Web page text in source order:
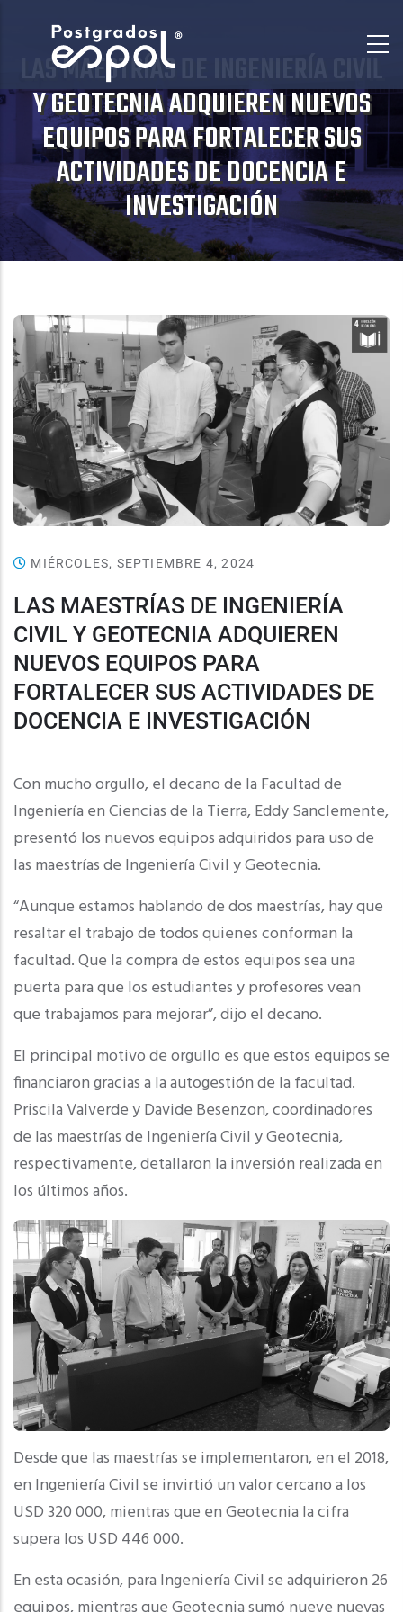
contenido
principal
LAS MAESTRÍAS DE INGENIERÍA CIVIL
Y GEOTECNIA ADQUIEREN NUEVOS
EQUIPOS PARA FORTALECER SUS
ACTIVIDADES DE DOCENCIA E
INVESTIGACIÓN
MIÉRCOLES, SEPTIEMBRE 4, 2024
LAS MAESTRÍAS DE INGENIERÍA
CIVIL Y GEOTECNIA ADQUIEREN
NUEVOS EQUIPOS PARA
FORTALECER SUS ACTIVIDADES DE
DOCENCIA E INVESTIGACIÓN
Con mucho orgullo, el decano de la Facultad de
Ingeniería en Ciencias de la Tierra, Eddy Sanclemente,
presentó los nuevos equipos adquiridos para uso de
las maestrías de Ingeniería Civil y Geotecnia.
“Aunque estamos hablando de dos maestrías, hay que
resaltar el trabajo de todos quienes conforman la
facultad. Que la compra de estos equipos sea una
puerta para que los estudiantes y profesores vean
que trabajamos para mejorar”, dijo el decano.
El principal motivo de orgullo es que estos equipos se
financiaron gracias a la autogestión de la facultad.
Priscila Valverde y Davide Besenzon, coordinadores
de las maestrías de Ingeniería Civil y Geotecnia,
respectivamente, detallaron la inversión realizada en
los últimos años.
Desde que las maestrías se implementaron, en el 2018,
en Ingeniería Civil se invirtió un valor cercano a los
USD 320 000, mientras que en Geotecnia la cifra
supera los USD 446 000.
En esta ocasión, para Ingeniería Civil se adquirieron 26